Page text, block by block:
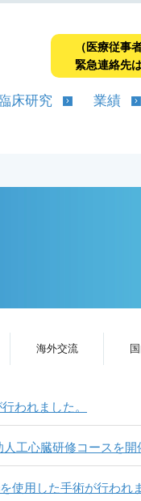
（医療従事
緊急連絡先
床研究 業績
海外交流
われました。
工心臓研修コースを開
用した手術が行われま